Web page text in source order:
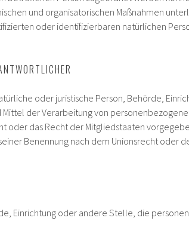
und organisatorischen Maßnahmen
oder identifizierbaren natürlichen
oder juristische Person, Behörde,
der Verarbeitung von
oder das Recht der Mitgliedstaaten
Benennung nach dem Unionsrecht oder
Einrichtung oder andere Stelle, die